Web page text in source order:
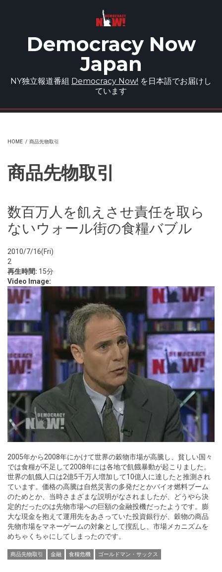
Democracy Now
Japan
NY独立報道番組 Democracy Now! を日本語でお届けし
ています
HOME / 商品先物取引
商品先物取引
数百万人を飢えさせ責任を取ら
ないウォール街の食糧バブル
2010/7/16(Fri)
2
再生時間: 15分
Video Image:
2005年から2008年にかけて世界の穀物市場が高騰し、貧しい国々
では食糧が不足して2008年には各地で飢餓暴動が起こりました。
世界の飢餓人口は2億5千万人増加して10億人に達したと推測され
ています。価格の高騰は自然災害の多発だとかバイオ燃料ブーム
のためとか、当時さまざまな説明がなされましたが、どうやら決
定的だったのは先物市場への巨額の金融投機だったようです。膨
大な現金を抱えて運用先をあさっていた投資銀行が、穀物の商品
先物市場をマネーゲームの対象として撹乱し、市場メカニズムを
めちゃくちゃにしてしまったのです。
商品先物取引 金融 食糧危機 ゴールドマン・サックス